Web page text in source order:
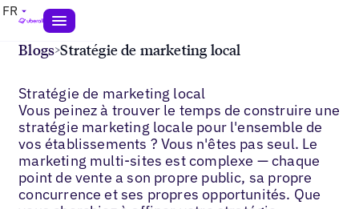
FR
Blogs>Stratégie de marketing local
Stratégie de marketing local
Vous peinez à trouver le temps de construire une
stratégie marketing locale pour l'ensemble de
vos établissements ? Vous n'êtes pas seul. Le
marketing multi-sites est complexe — chaque
point de vente a son propre public, sa propre
concurrence et ses propres opportunités. Que